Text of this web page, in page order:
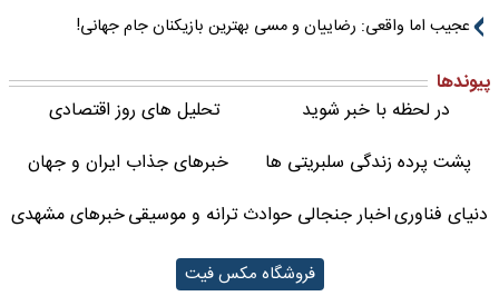
عجیب اما واقعی: رضاییان و مسی بهترین بازیکنان جام جهانی!
پیوندها
در لحظه با خبر شوید
تحلیل های روز اقتصادی
پشت پرده زندگی سلبریتی ها
خبرهای جذاب ایران و جهان
دنیای فناوریاخبار جنجالی حوادثترانه و موسیقیخبرهای مشهدی
فروشگاه مکس فیت